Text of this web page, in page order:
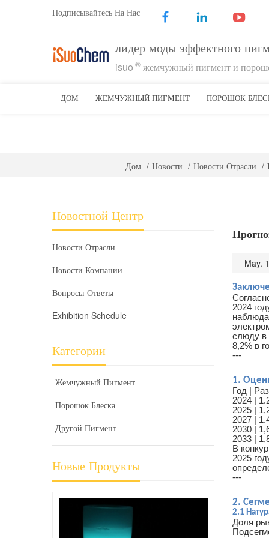
Подписывайтесь На Нас
лидер моды эффектного
isuo ® жемчужный пигмент и
ДОМ ЖЕМЧУЖНЫЙ ПИГМЕНТ ПОРОШОК
Дом / Новости / Новости Отрасли /
Новостной Центр
Новости Отрасли
Новости Компании
Вопросы-Ответы
Exhibition Schedule
Категории
Жемчужный Пигмент
Порошок Блеска
Другой Пигмент
Новые Продукты
May.
2024
слюду в
8,2% в
---
1.
Год |
2024 |
2025 |
2027 |
2030 |
2033 |
В
2025
---
2.
2.1
Доля